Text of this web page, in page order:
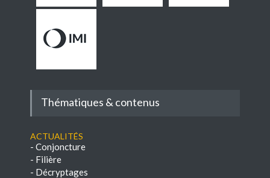
Thématiques & contenus
Actualités
- Conjoncture
- Filière
- Décryptages